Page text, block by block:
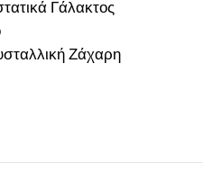
Γάλακτος
Ζάχαρη